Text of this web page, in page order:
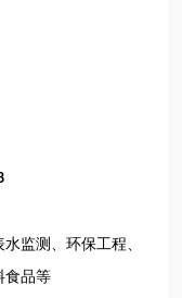
监测、环保工程、
食品等